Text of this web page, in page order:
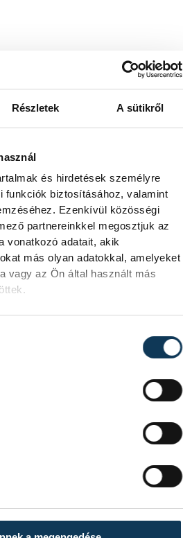
Részletek A sütikről
és hirdetések személyre
funkciók biztosításához, valamint
Ezenkívül közösségi
partnereinkkel megosztjuk az
vonatkozó adatait, akik
más olyan adatokkal, amelyeket
vagy az Ön által használt más